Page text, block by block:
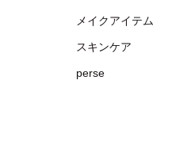
メイクアイテム
スキンケア
perse